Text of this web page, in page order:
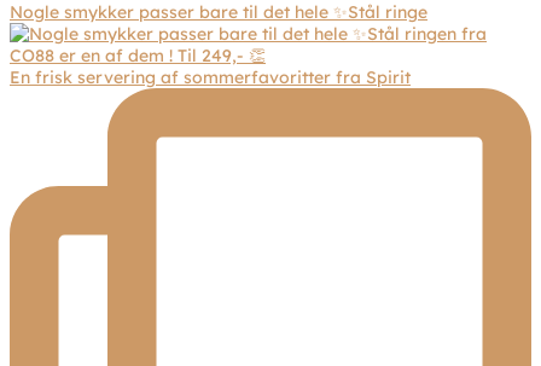
Nogle smykker passer bare til det hele ✨Stål ringe
En frisk servering af sommerfavoritter fra Spirit